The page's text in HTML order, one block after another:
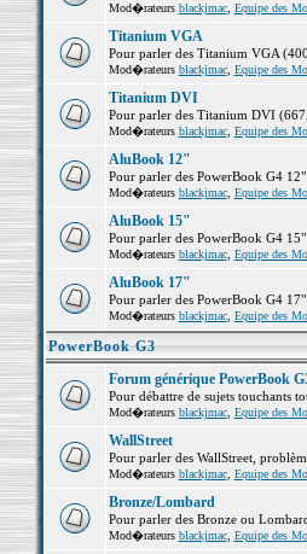
Mod�rateurs blackjmac, Equipe des
Titanium VGA
Pour parler des Titanium VGA
Mod�rateurs blackjmac, Equipe des
Titanium DVI
Pour parler des Titanium DVI
Mod�rateurs blackjmac, Equipe des
AluBook 12"
Pour parler des PowerBook G4
Mod�rateurs blackjmac, Equipe des
AluBook 15"
Pour parler des PowerBook G4
Mod�rateurs blackjmac, Equipe des
AluBook 17"
Pour parler des PowerBook G4
Mod�rateurs blackjmac, Equipe des
PowerBook G3
Forum générique PowerBook
Pour débattre de sujets touchants
Mod�rateurs blackjmac, Equipe des
WallStreet
Pour parler des WallStreet,
Mod�rateurs blackjmac, Equipe des
Bronze/Lombard
Pour parler des Bronze ou
Mod�rateurs blackjmac, Equipe des